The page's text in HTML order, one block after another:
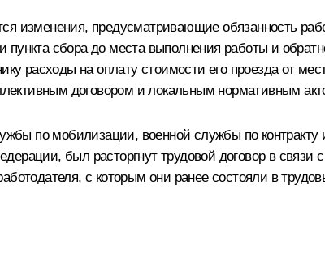
изменения, предусматривающие обязанность
сбора до места выполнения работы и
расходы на оплату стоимости его проезда от
договором и локальным нормативным
по мобилизации, военной службы по контракту
был расторгнут трудовой договор в связи с
с которым они ранее состояли в